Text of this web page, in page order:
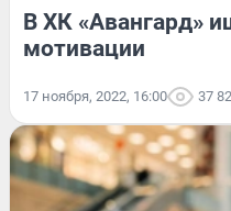
В ХК «Авангард»
мотивации
17 ноября, 2022, 16:00 37